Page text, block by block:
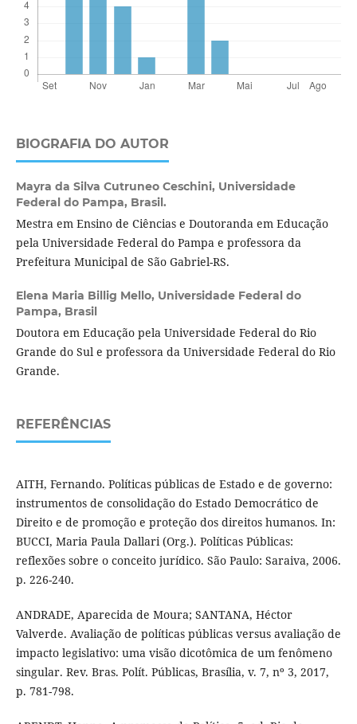
BIOGRAFIA DO AUTOR
Mayra da Silva Cutruneo Ceschini, Universidade
Federal do Pampa, Brasil.
Mestra em Ensino de Ciências e Doutoranda em Educação
pela Universidade Federal do Pampa e professora da
Prefeitura Municipal de São Gabriel-RS.
Elena Maria Billig Mello, Universidade Federal do
Pampa, Brasil
Doutora em Educação pela Universidade Federal do Rio
Grande do Sul e professora da Universidade Federal do Rio
Grande.
REFERÊNCIAS
AITH, Fernando. Políticas públicas de Estado e de governo:
instrumentos de consolidação do Estado Democrático de
Direito e de promoção e proteção dos direitos humanos. In:
BUCCI, Maria Paula Dallari (Org.). Políticas Públicas:
reflexões sobre o conceito jurídico. São Paulo: Saraiva, 2006.
p. 226-240.
ANDRADE, Aparecida de Moura; SANTANA, Héctor
Valverde. Avaliação de políticas públicas versus avaliação de
impacto legislativo: uma visão dicotômica de um fenômeno
singular. Rev. Bras. Polít. Públicas, Brasília, v. 7, nº 3, 2017,
p. 781-798.